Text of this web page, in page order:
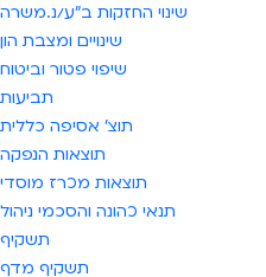
שינוי החזקות ב"ע/נ.משרה
שינויים ומצבת הון
שיפוי פטור וביטוח
תביעות
תוצ' אסיפה כללית
תוצאות הנפקה
תוצאות מכרז מוסדי
תנאי כהונה והסכמי ניהול
תשקיף
תשקיף מדף